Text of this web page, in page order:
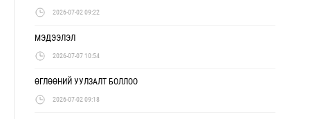
2026-07-02 09:22
МЭДЭЭЛЭЛ
2026-07-07 10:54
ӨГЛӨӨНИЙ УУЛЗАЛТ БОЛЛОО
2026-07-02 09:18